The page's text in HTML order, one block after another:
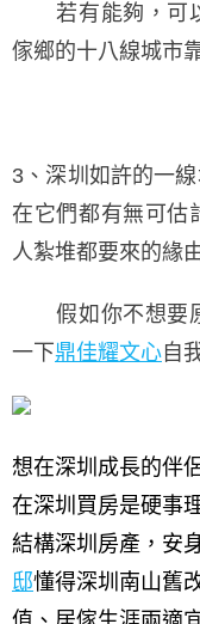
若有能夠，可以
傢鄉的十八線城市
3、深圳如許的一
在它們都有無可估
人紮堆都要來的緣
假如你不想要原
一下鼎佳耀文心 自
想在深圳成長的伴
在深圳買房是硬事
結構深圳房產，安
邸懂得深圳南山舊